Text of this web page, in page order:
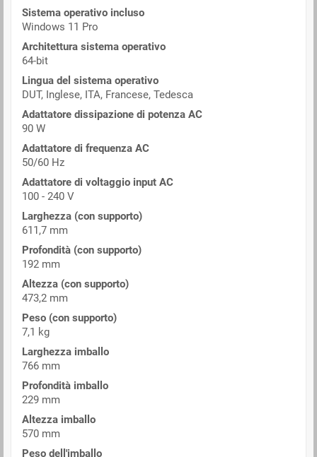
Sistema operativo incluso
Windows 11 Pro
Architettura sistema operativo
64-bit
Lingua del sistema operativo
DUT, Inglese, ITA, Francese, Tedesca
Adattatore dissipazione di potenza AC
90 W
Adattatore di frequenza AC
50/60 Hz
Adattatore di voltaggio input AC
100 - 240 V
Larghezza (con supporto)
611,7 mm
Profondità (con supporto)
192 mm
Altezza (con supporto)
473,2 mm
Peso (con supporto)
7,1 kg
Larghezza imballo
766 mm
Profondità imballo
229 mm
Altezza imballo
570 mm
Peso dell'imballo